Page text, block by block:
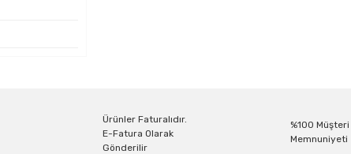
Ürünler Faturalıdır.
E-Fatura Olarak
Gönderilir
%100 Müşteri
Memnuniyeti